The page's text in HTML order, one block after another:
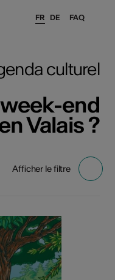
FAQ
FR DE
culturel
end
Valais ?
Afficher le filtre